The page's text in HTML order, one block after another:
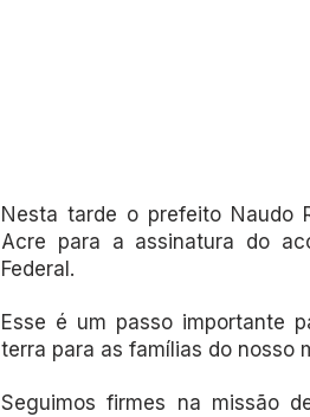
Nesta tarde o prefeito Naudo
Acre para a assinatura do
Federal.
Esse é um passo importante
terra para as famílias do nosso
Seguimos firmes na missão